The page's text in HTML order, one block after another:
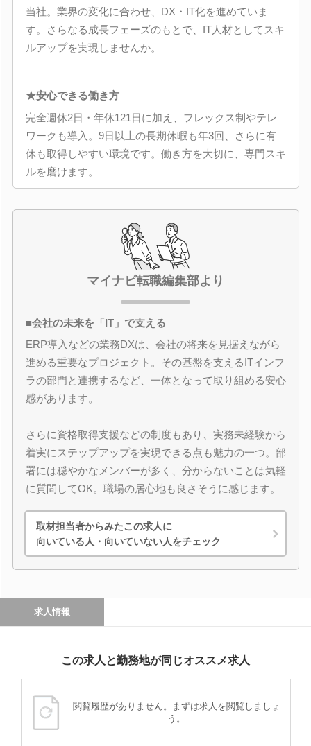
当社。業界の変化に合わせ、DX・IT化を進めていま
す。さらなる成長フェーズのもとで、IT人材としてスキ
ルアップを実現しませんか。
★安心できる働き方
完全週休2日・年休121日に加え、フレックス制やテレ
ワークも導入。9日以上の長期休暇も年3回、さらに有
休も取得しやすい環境です。働き方を大切に、専門スキ
ルを磨けます。
マイナビ転職編集部より
■会社の未来を「IT」で支える
ERP導入などの業務DXは、会社の将来を見据えながら
進める重要なプロジェクト。その基盤を支えるITインフ
ラの部門と連携するなど、一体となって取り組める安心
感があります。
さらに資格取得支援などの制度もあり、実務未経験から
着実にステップアップを実現できる点も魅力の一つ。部
署には穏やかなメンバーが多く、分からないことは気軽
に質問してOK。職場の居心地も良さそうに感じます。
取材担当者からみたこの求人に
向いている人・向いていない人をチェック
求人情報
この求人と勤務地が同じオススメ求人
閲覧履歴がありません。まずは求人を閲覧しましょ
う。